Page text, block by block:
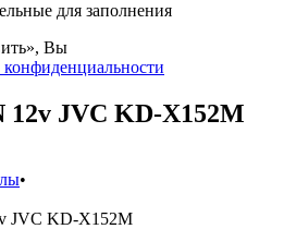
для заполнения
Вы
12v JVC KD-X152M
•
JVC KD-X152M